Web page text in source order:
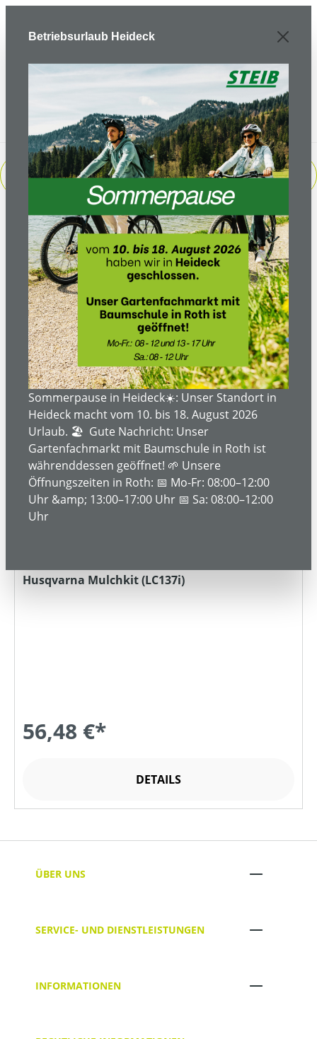
PRODUKTE FILTERN
Sortierung:
Husqvarna Mulchkit (LC137i)
56,48 €*
DETAILS
ÜBER UNS
SERVICE- UND DIENSTLEISTUNGEN
INFORMATIONEN
Betriebsurlaub Heideck
Sommerpause in Heideck☀️: Unser Standort in
Heideck macht vom 10. bis 18. August 2026
Urlaub. 🏖️ Gute Nachricht: Unser
Gartenfachmarkt mit Baumschule in Roth ist
währenddessen geöffnet! 🌱 Unsere
Öffnungszeiten in Roth: 📅 Mo-Fr: 08:00–12:00
Uhr &amp; 13:00–17:00 Uhr 📅 Sa: 08:00–12:00
Uhr